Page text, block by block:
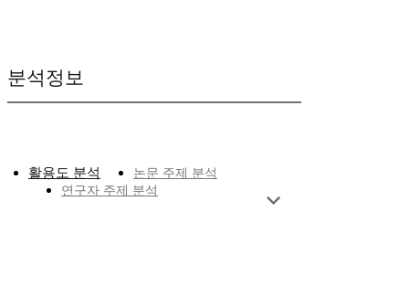
분석정보
활용도 분석
논문 주제 분석
연구자 주제 분석